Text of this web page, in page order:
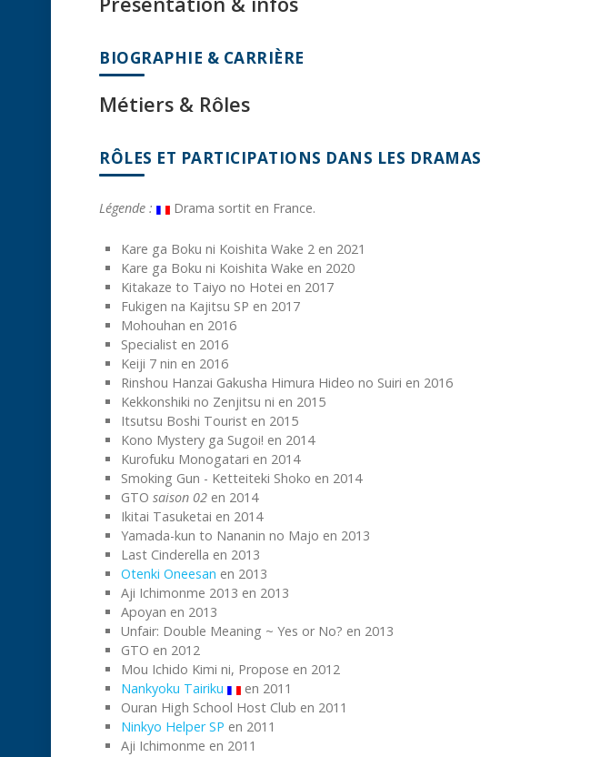
BIOGRAPHIE & CARRIÈRE
Métiers & Rôles
RÔLES ET PARTICIPATIONS DANS LES DRAMAS
Légende : Drama sortit en France.
Kare ga Boku ni Koishita Wake 2 en 2021
Kare ga Boku ni Koishita Wake en 2020
Kitakaze to Taiyo no Hotei en 2017
Fukigen na Kajitsu SP en 2017
Mohouhan en 2016
Specialist en 2016
Keiji 7 nin en 2016
Rinshou Hanzai Gakusha Himura Hideo no Suiri en 2016
Kekkonshiki no Zenjitsu ni en 2015
Itsutsu Boshi Tourist en 2015
Kono Mystery ga Sugoi! en 2014
Kurofuku Monogatari en 2014
Smoking Gun - Ketteiteki Shoko en 2014
GTO saison 02 en 2014
Ikitai Tasuketai en 2014
Yamada-kun to Nananin no Majo en 2013
Last Cinderella en 2013
Otenki Oneesan en 2013
Aji Ichimonme 2013 en 2013
Apoyan en 2013
Unfair: Double Meaning ~ Yes or No? en 2013
GTO en 2012
Mou Ichido Kimi ni, Propose en 2012
Nankyoku Tairiku
en 2011
Ouran High School Host Club en 2011
Ninkyo Helper SP en 2011
Aji Ichimonme en 2011